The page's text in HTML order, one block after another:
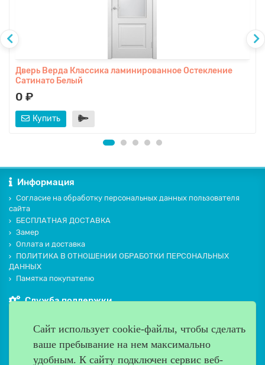
Дверь Верда Классика ламинированное Остекление
Сатинато Белый
0 ₽
Купить
Информация
Согласие на обработку персональных данных пользователя
сайта
БЕСПЛАТНАЯ ДОСТАВКА
Замер
Оплата и доставка
ПОЛИТИКА В ОТНОШЕНИИ ОБРАБОТКИ ПЕРСОНАЛЬНЫХ
ДАННЫХ
Памятка покупателю
Служба поддержки
Производители
Дополнительно
Сайт использует cookie-файлы, чтобы сделать
ваше пребывание на нем максимально
удобным. К cайту подключен сервис веб-